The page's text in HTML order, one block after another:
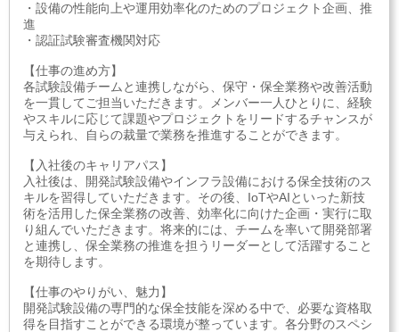
・設備の性能向上や運用効率化のためのプロジェクト企画、推
進
・認証試験審査機関対応
【仕事の進め方】
各試験設備チームと連携しながら、保守・保全業務や改善活動
を一貫してご担当いただきます。メンバー一人ひとりに、経験
やスキルに応じて課題やプロジェクトをリードするチャンスが
与えられ、自らの裁量で業務を推進することができます。
【入社後のキャリアパス】
入社後は、開発試験設備やインフラ設備における保全技術のス
キルを習得していただきます。その後、IoTやAIといった新技
術を活用した保全業務の改善、効率化に向けた企画・実行に取
り組んでいただきます。将来的には、チームを率いて開発部署
と連携し、保全業務の推進を担うリーダーとして活躍すること
を期待します。
【仕事のやりがい、魅力】
開発試験設備の専門的な保全技能を深める中で、必要な資格取
得を目指すことができる環境が整っています。各分野のスペシ